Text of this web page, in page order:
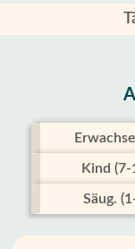
Kind (7-
Säug.